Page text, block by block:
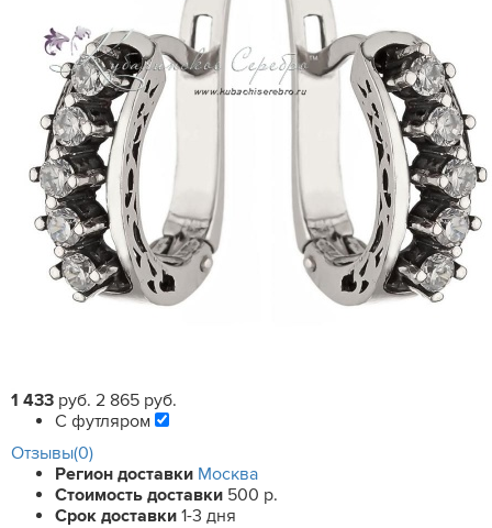
1 433 руб. 2 865 руб.
С футляром
Отзывы(0)
Регион доставки Москва
Стоимость доставки 500 р.
Срок доставки 1-3 дня